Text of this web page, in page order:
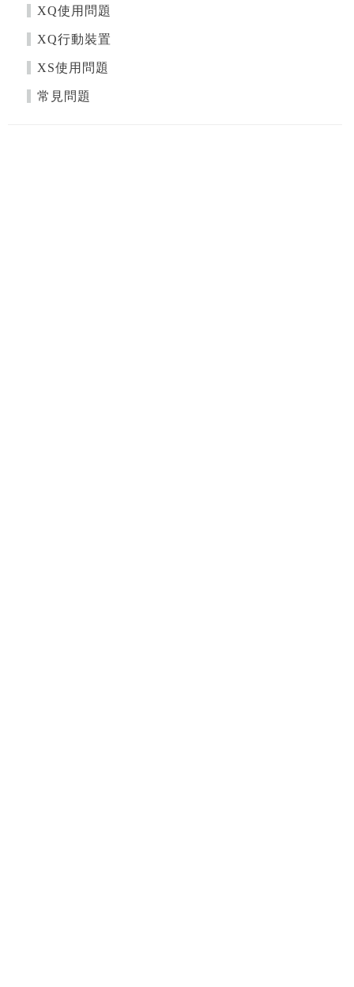
XQ使用問題
XQ行動裝置
XS使用問題
常見問題